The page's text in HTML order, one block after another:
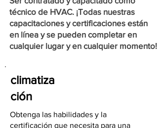
técnico de HVAC. ¡Todas nuestras
capacitaciones y certificaciones están
en línea y se pueden completar en
cualquier lugar y en cualquier momento!
climatiza
ción
Obtenga las habilidades y la
certificación que necesita para una